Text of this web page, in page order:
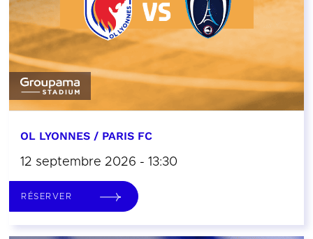
OL LYONNES / PARIS FC
12 septembre 2026 - 13:30
RÉSERVER